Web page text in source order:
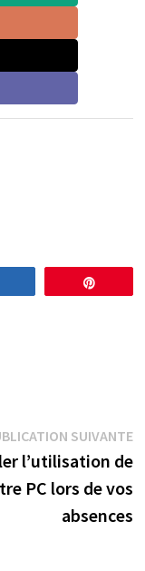
SUIVANTE
l’utilisation de
PC lors de vos
absences